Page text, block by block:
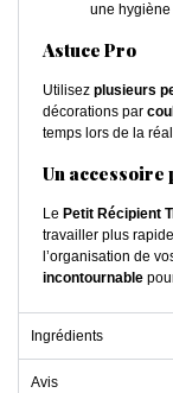
une
Astuce Pro
Utilisez plusieurs
décorations par
temps lors de la
Un accessoire
Le Petit Récipient
travailler plus
l’organisation de
incontournable
Ingrédients
Avis